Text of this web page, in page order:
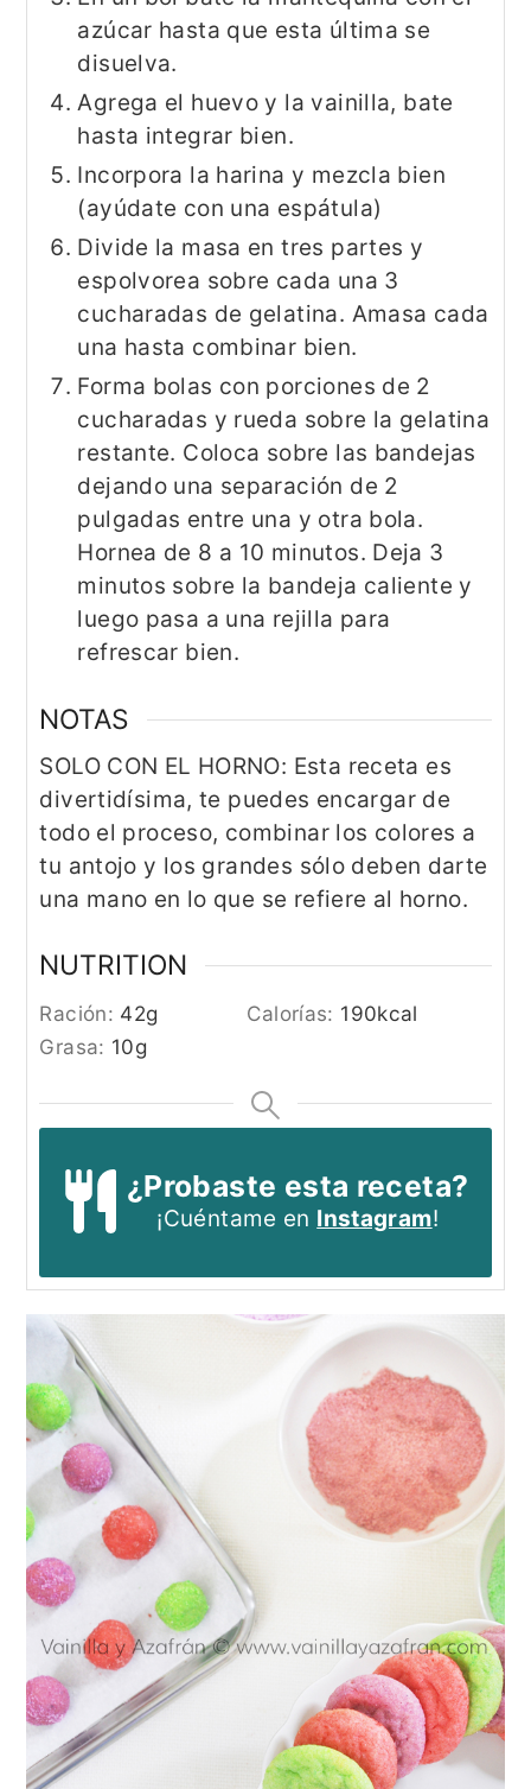
azúcar hasta que esta última se
disuelva.
Agrega el huevo y la vainilla, bate
hasta integrar bien.
Incorpora la harina y mezcla bien
(ayúdate con una espátula)
Divide la masa en tres partes y
espolvorea sobre cada una 3
cucharadas de gelatina. Amasa cada
una hasta combinar bien.
Forma bolas con porciones de 2
cucharadas y rueda sobre la gelatina
restante. Coloca sobre las bandejas
dejando una separación de 2
pulgadas entre una y otra bola.
Hornea de 8 a 10 minutos. Deja 3
minutos sobre la bandeja caliente y
luego pasa a una rejilla para
refrescar bien.
NOTAS
SOLO CON EL HORNO: Esta receta es
divertidísima, te puedes encargar de
todo el proceso, combinar los colores a
tu antojo y los grandes sólo deben darte
una mano en lo que se refiere al horno.
NUTRITION
Ración: 42g Calorías: 190kcal
Grasa: 10g
¿Probaste esta receta?
¡Cuéntame en Instagram!